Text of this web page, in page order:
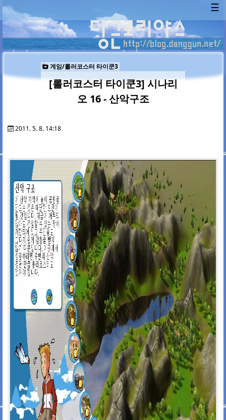
☰
게임/롤러코스터 타이쿤3
[롤러코스터 타이쿤3] 시나리
오 16 - 산악구조
2011. 5. 8. 14:18